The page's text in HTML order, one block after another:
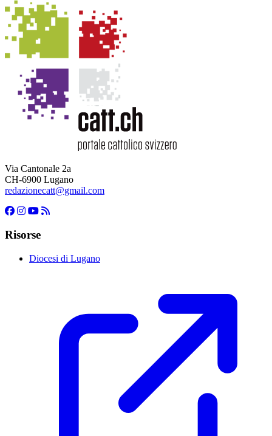
Via Cantonale 2a
CH-6900 Lugano
redazionecatt@gmail.com
Risorse
Diocesi di Lugano